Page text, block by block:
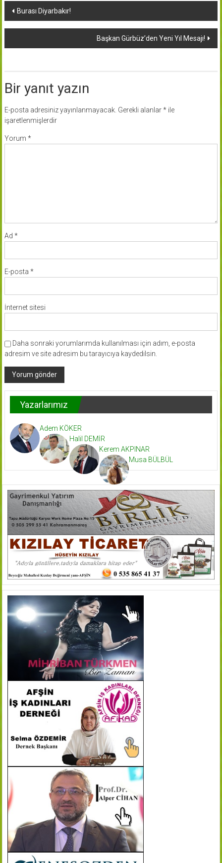
Yazı
dolaşımı
Burası Diyarbakır!
Başkan Gürbüz’den Yeni Yıl Mesajı!
Bir yanıt yazın
E-posta adresiniz yayınlanmayacak. Gerekli alanlar*ile
işaretlenmişlerdir
Yorum *
Ad *
E-posta *
İnternet sitesi
Daha sonraki yorumlarımda kullanılması için adım, e-posta
adresim ve site adresim bu tarayıcıya kaydedilsin.
Yazarlarımız
Adem KÖKER
Halil DEMİR
Kerem AKPINAR
Musa BÜLBÜL